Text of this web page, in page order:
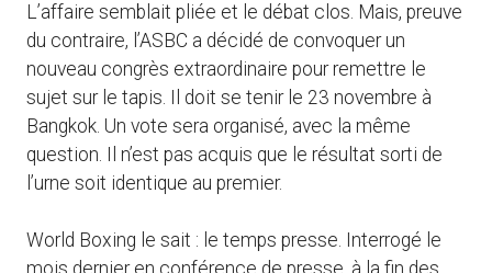
L’affaire semblait pliée et le débat clos. Mais, preuve
du contraire, l’ASBC a décidé de convoquer un
nouveau congrès extraordinaire pour remettre le
sujet sur le tapis. Il doit se tenir le 23 novembre à
Bangkok. Un vote sera organisé, avec la même
question. Il n’est pas acquis que le résultat sorti de
l’urne soit identique au premier.
World Boxing le sait : le temps presse. Interrogé le